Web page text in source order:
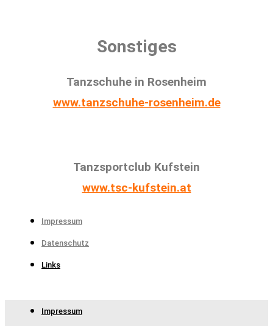
Sonstiges
Tanzschuhe in Rosenheim
www.tanzschuhe-rosenheim.de
Tanzsportclub Kufstein
www.tsc-kufstein.at
Impressum
Datenschutz
Links
Impressum